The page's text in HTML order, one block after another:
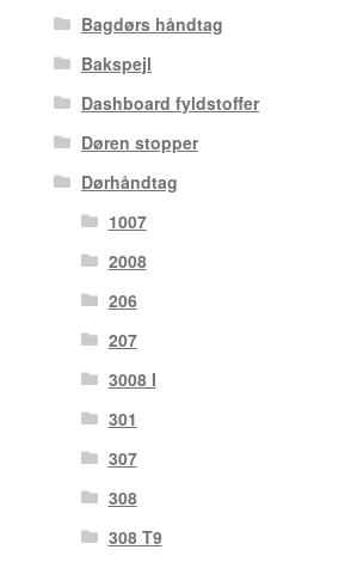
Bagdørs håndtag
Bakspejl
Dashboard fyldstoffer
Døren stopper
Dørhåndtag
1007
2008
206
207
3008 I
301
307
308
308 T9